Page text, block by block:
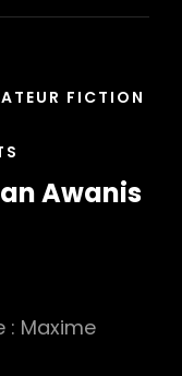
FICTION
Awanis
: Maxime